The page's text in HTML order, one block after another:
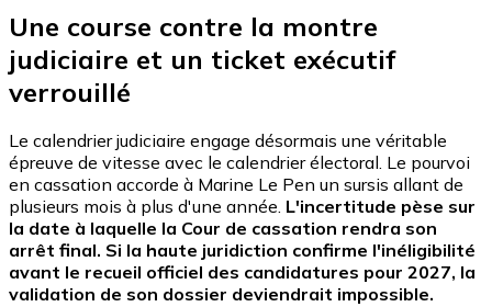
Une course contre la montre
judiciaire et un ticket exécutif
verrouillé
Le calendrier judiciaire engage désormais une véritable
épreuve de vitesse avec le calendrier électoral. Le pourvoi
en cassation accorde à Marine Le Pen un sursis allant de
plusieurs mois à plus d'une année. L'incertitude pèse sur
la date à laquelle la Cour de cassation rendra son
arrêt final. Si la haute juridiction confirme l'inéligibilité
avant le recueil officiel des candidatures pour 2027, la
validation de son dossier deviendrait impossible.